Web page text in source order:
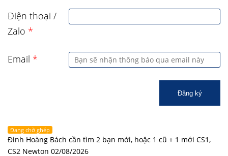
Điện thoại /
Zalo *
Email *
Đăng ký
Đang chờ ghép
Đinh Hoàng Bách cần tìm 2 bạn mới, hoặc 1 cũ + 1 mới CS1,
CS2 Newton 02/08/2026